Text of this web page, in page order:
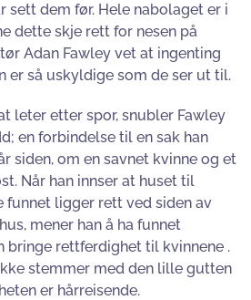
sett dem før. Hele nabolaget er i
dette skje rett for nesen på
Adan Fawley vet at ingenting
er så uskyldige som de ser ut til.
leter etter spor, snubler Fawley
en forbindelse til en sak han
siden, om en savnet kvinne og et
Når han innser at huset til
funnet ligger rett ved siden av
mener han å ha funnet
bringe rettferdighet til kvinnene .
stemmer med den lille gutten
er hårreisende.